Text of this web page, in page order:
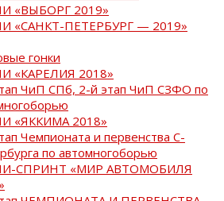
«ВЫБОРГ 2019»
«САНКТ-ПЕТЕРБУРГ — 2019»
гонки
«КАРЕЛИЯ 2018»
ЧиП СПб, 2-й этап ЧиП СЗФО по
«ЯККИМА 2018»
Чемпионата и первенства С-
по автомногоборью
СПРИНТ «МИР АВТОМОБИЛЯ